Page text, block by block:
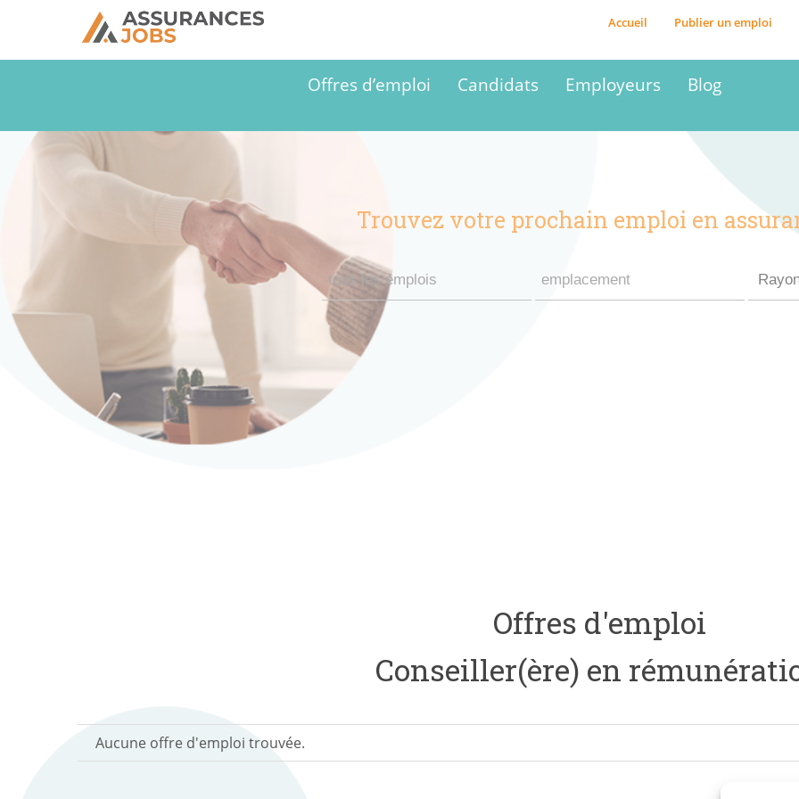
Accueil Publier un emploi
Offres d’emploi Candidats Employeurs Blog
Trouvez votre prochain emploi en
Offres d'emploi
Conseiller(ère) en
Aucune offre d'emploi trouvée.